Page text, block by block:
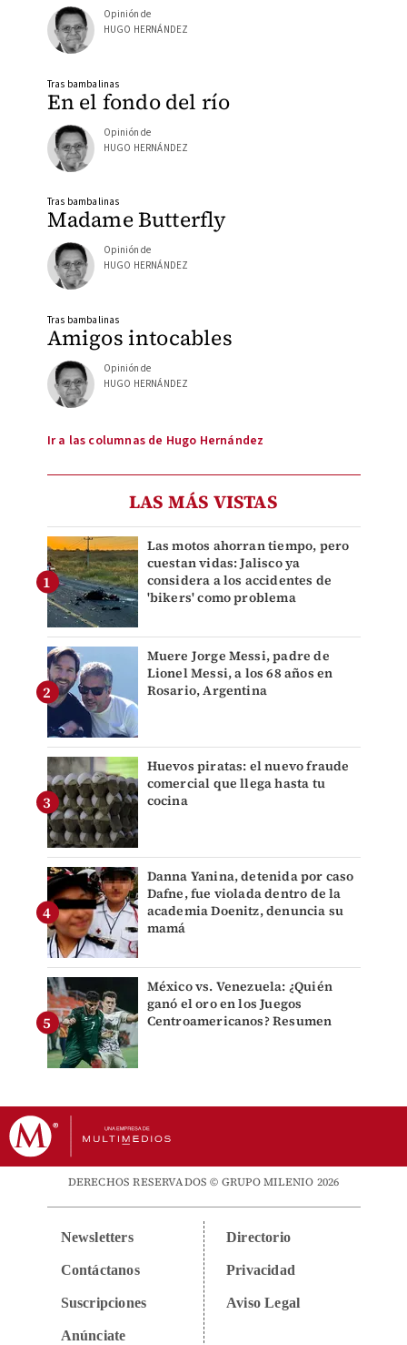
Opinión de
HUGO HERNÁNDEZ
En el fondo del río
Tras bambalinas
Opinión de
HUGO HERNÁNDEZ
Madame Butterfly
Tras bambalinas
Opinión de
HUGO HERNÁNDEZ
Amigos intocables
Tras bambalinas
Opinión de
HUGO HERNÁNDEZ
Ir a las columnas de Hugo Hernández
LAS MÁS VISTAS
Las motos ahorran tiempo, pero
cuestan vidas: Jalisco ya
considera a los accidentes de
'bikers' como problema
Muere Jorge Messi, padre de
Lionel Messi, a los 68 años en
Rosario, Argentina
Huevos piratas: el nuevo fraude
comercial que llega hasta tu
cocina
Danna Yanina, detenida por caso
Dafne, fue violada dentro de la
academia Doenitz, denuncia su
mamá
México vs. Venezuela: ¿Quién
ganó el oro en los Juegos
Centroamericanos? Resumen
DERECHOS RESERVADOS © GRUPO MILENIO 2026
Newsletters
Contáctanos
Suscripciones
Anúnciate
Directorio
Privacidad
Aviso Legal